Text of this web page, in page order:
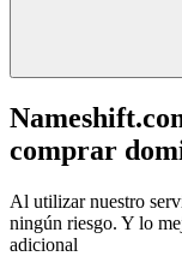
comprar
Al utilizar nuestro
ningún riesgo. Y lo
adicional